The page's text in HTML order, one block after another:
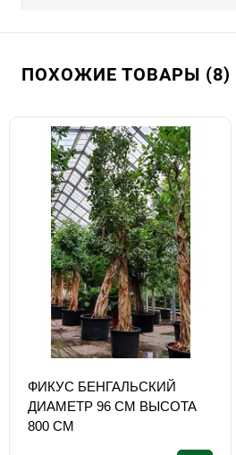
ПОХОЖИЕ ТОВАРЫ (8)
ФИКУС БЕНГАЛЬСКИЙ
ДИАМЕТР 96 СМ ВЫСОТА
800 СМ